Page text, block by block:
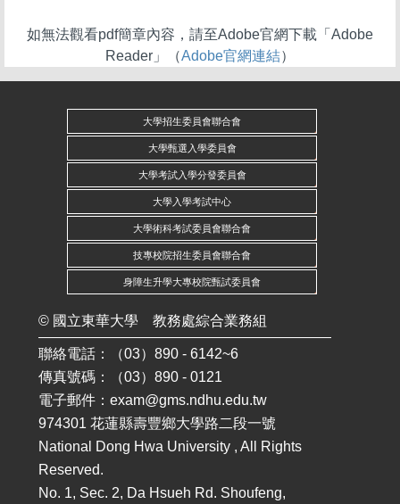
如無法觀看pdf簡章內容，請至Adobe官網下載「Adobe
Reader」（Adobe官網連結）
大學招生委員會聯合會
大學甄選入學委員會
大學考試入學分發委員會
大學入學考試中心
大學術科考試委員會聯合會
技專校院招生委員會聯合會
身障生升學大專校院甄試委員會
© 國立東華大學 教務處綜合業務組
聯絡電話：（03）890 - 6142~6
傳真號碼：（03）890 - 0121
電子郵件：exam@gms.ndhu.edu.tw
974301 花蓮縣壽豐鄉大學路二段一號
National Dong Hwa University , All Rights
Reserved.
No. 1, Sec. 2, Da Hsueh Rd. Shoufeng,